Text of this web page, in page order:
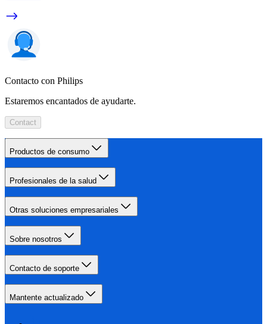
Contacto con Philips
Estaremos encantados de ayudarte.
Contact
Productos de consumo
Profesionales de la salud
Otras soluciones empresariales
Sobre nosotros
Contacto de soporte
Mantente actualizado